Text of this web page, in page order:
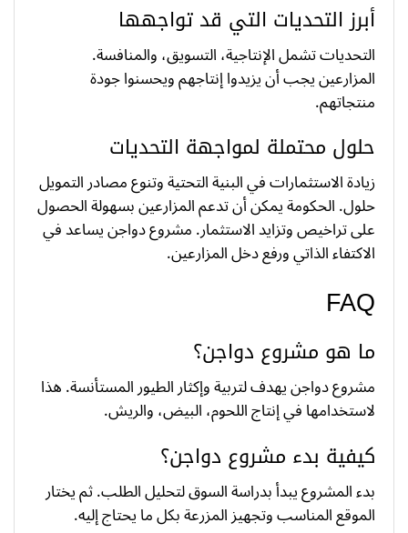
أبرز التحديات التي قد تواجهها
التحديات تشمل الإنتاجية، التسويق، والمنافسة.
المزارعين يجب أن يزيدوا إنتاجهم ويحسنوا جودة
منتجاتهم.
حلول محتملة لمواجهة التحديات
زيادة الاستثمارات في البنية التحتية وتنوع مصادر التمويل
حلول. الحكومة يمكن أن تدعم المزارعين بسهولة الحصول
على تراخيص وتزايد الاستثمار. مشروع دواجن يساعد في
الاكتفاء الذاتي ورفع دخل المزارعين.
FAQ
ما هو مشروع دواجن؟
مشروع دواجن يهدف لتربية وإكثار الطيور المستأنسة. هذا
لاستخدامها في إنتاج اللحوم، البيض، والريش.
كيفية بدء مشروع دواجن؟
بدء المشروع يبدأ بدراسة السوق لتحليل الطلب. ثم يختار
الموقع المناسب وتجهيز المزرعة بكل ما يحتاج إليه.